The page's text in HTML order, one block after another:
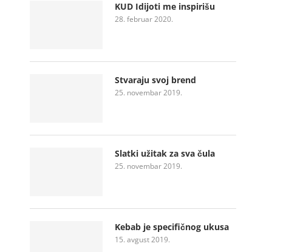
KUD Idijoti me inspirišu
28. februar 2020.
Stvaraju svoj brend
25. novembar 2019.
Slatki užitak za sva čula
25. novembar 2019.
Kebab je specifičnog ukusa
15. avgust 2019.